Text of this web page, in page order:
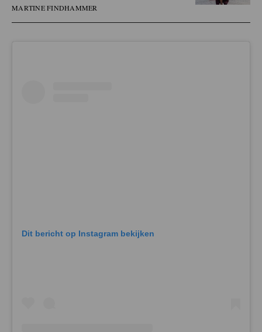
MARTINE FINDHAMMER
Dit bericht op Instagram bekijken